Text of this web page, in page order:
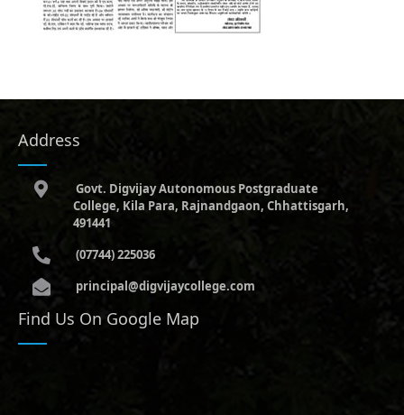
Address
Govt. Digvijay Autonomous Postgraduate
College, Kila Para, Rajnandgaon, Chhattisgarh,
491441
(07744) 225036
principal@digvijaycollege.com
Find Us On Google Map